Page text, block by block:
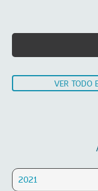
VER TODO
2021